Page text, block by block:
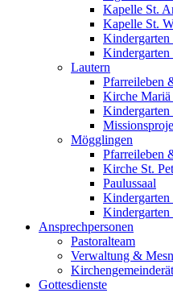
Kapelle St.
Kapelle St.
Kindergarten
Kindergarten
Lautern
Pfarreileben
Kirche
Kindergarten
Mögglingen
Pfarreileben
Kirche St.
Paulussaal
Kindergarten
Kindergarten
Ansprechpersonen
Pastoralteam
Verwaltung &
Gottesdienste